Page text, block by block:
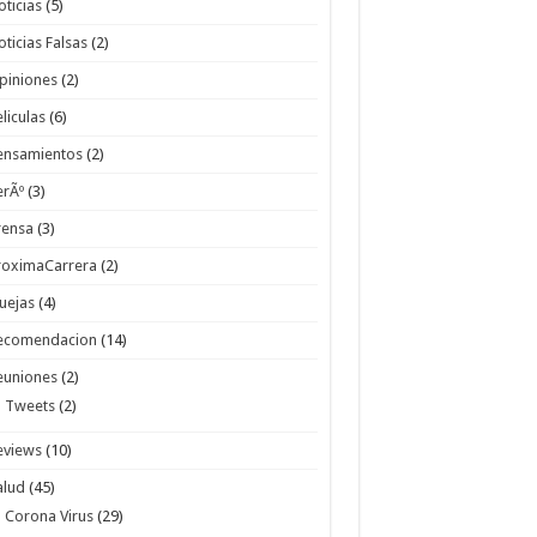
(5)
Falsas (2)
(2)
(6)
(2)
(3)
(3)
(2)
(4)
(14)
(2)
Tweets (2)
(10)
(45)
Corona Virus (29)